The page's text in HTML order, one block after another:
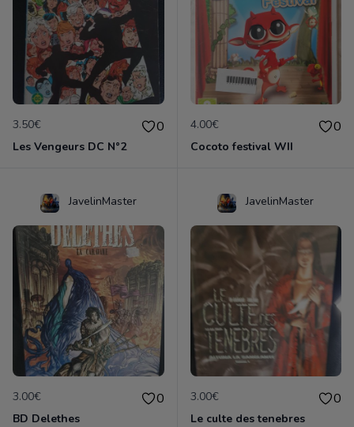
3.50€ 0
Les Vengeurs DC N°2
4.00€ 0
Cocoto festival WII
JavelinMaster
3.00€ 0
BD Delethes
JavelinMaster
3.00€ 0
Le culte des tenebres